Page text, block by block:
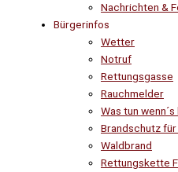
Nachrichten &
Bürgerinfos
Wetter
Notruf
Rettungsgasse
Rauchmelder
Was tun
Brandschutz
Waldbrand
Rettungskette